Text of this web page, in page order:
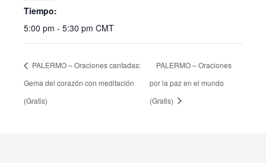
Tiempo:
5:00 pm - 5:30 pm CMT
PALERMO – Oraciones cantadas:
Gema del corazón con meditación
(Gratis)
PALERMO – Oraciones
por la paz en el mundo
(Gratis)